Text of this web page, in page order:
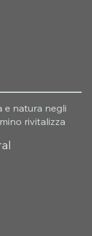
e natura negli
rivitalizza